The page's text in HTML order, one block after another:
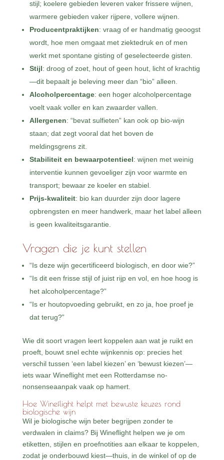
stijl; koelere gebieden leveren vaker frissere wijnen,
warmere gebieden vaker rijpere, vollere wijnen.
Producentpraktijken: vraag of er handmatig geoogst
wordt, hoe men omgaat met ziektedruk en of men
werkt met spontane gisting of geselecteerde gisten.
Stijl: droog of zoet, hout of geen hout, licht of krachtig
—dit bepaalt je beleving meer dan “bio” alleen.
Alcoholpercentage: een hoger alcoholpercentage
voelt vaak voller en kan zwaarder vallen.
Allergenen: “bevat sulfieten” kan ook op bio-wijn
staan; dat zegt vooral dat het boven de
meldingsgrens zit.
Stabiliteit en bewaarpotentieel: wijnen met weinig
interventie kunnen gevoeliger zijn voor warmte en
transport; bewaar ze koeler en stabiel.
Prijs-kwaliteit: bio kan duurder zijn door lagere
opbrengsten en meer handwerk, maar het label alleen
is geen kwaliteitsgarantie.
Vragen die je kunt stellen
“Is deze wijn gecertificeerd biologisch, en door wie?”
“Is dit een frisse stijl of juist rijp en vol, en hoe hoog is
het alcoholpercentage?”
“Is er houtopvoeding gebruikt, en zo ja, hoe proef je
dat terug?”
Wie dit soort vragen leert koppelen aan wat je ruikt en
proeft, bouwt snel echte wijnkennis op: precies het
verschil tussen ‘een label kiezen’ en ‘bewust kiezen’—
iets waar Wineflight met een Rotterdamse no-
nonsenseaanpak vaak op hamert.
Hoe Wineflight helpt met bewuste keuzes rond
biologische wijn
Wil je biologische wijn beter begrijpen zonder te
verdwalen in claims? Bij Wineflight helpen we je om
etiketten, stijlen en proefnotities aan elkaar te koppelen,
zodat je onderbouwd kiest—thuis, in de winkel of op de